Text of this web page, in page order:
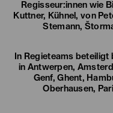
Regisseur:innen wie
Kuttner, Kühnel, von
Stemann,
In Regieteams
in Antwerpen,
Genf, Ghent,
Oberhausen,